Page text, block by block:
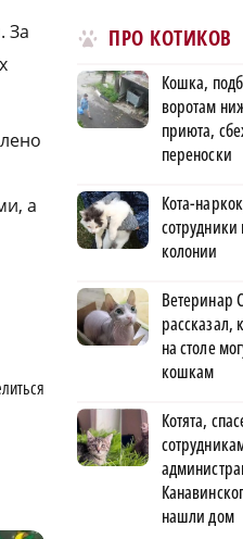
За
а
ПРО КОТИКОВ
Кошка,
воротам
приюта,
переноски
Кота-
колонии
Ветеринар
рассказал,
на столе
кошкам
Котята,
нашли дом